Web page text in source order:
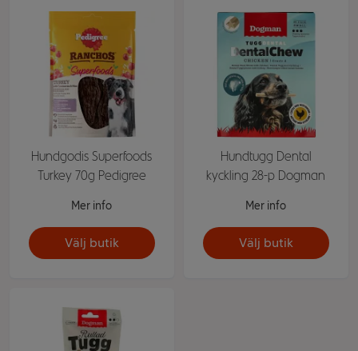
Hundgodis Superfoods
Turkey 70g Pedigree
Mer info
Välj butik
Hundtugg Dental
kyckling 28-p Dogman
Mer info
Välj butik